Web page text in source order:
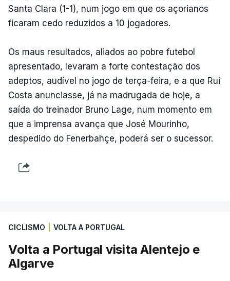
Santa Clara (1-1), num jogo em que os açorianos
ficaram cedo reduzidos a 10 jogadores.
Os maus resultados, aliados ao pobre futebol
apresentado, levaram a forte contestação dos
adeptos, audível no jogo de terça-feira, e a que Rui
Costa anunciasse, já na madrugada de hoje, a
saída do treinador Bruno Lage, num momento em
que a imprensa avança que José Mourinho,
despedido do Fenerbahçe, poderá ser o sucessor.
CICLISMO VOLTA A PORTUGAL
Volta a Portugal visita Alentejo e
Algarve